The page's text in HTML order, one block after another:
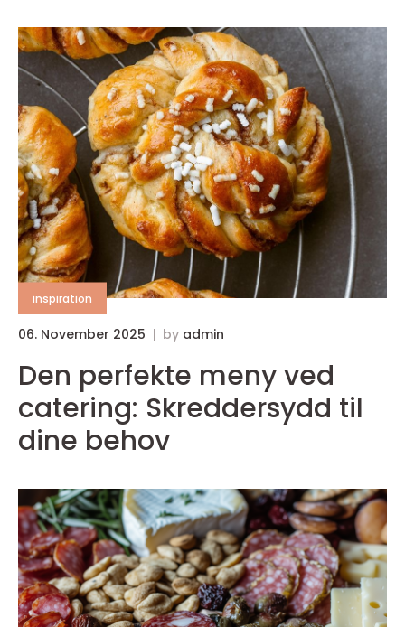
inspiration
06. November 2025 by admin
Den perfekte meny ved
catering: Skreddersydd til
dine behov